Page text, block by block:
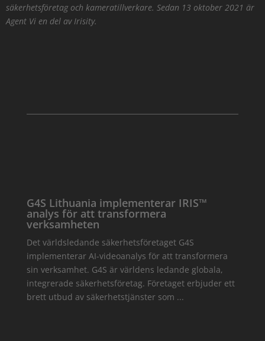
säkerhetsföretag och kameratillverkare. Sedan 13 oktober 2021 är
Agent Vi en del av Irisity.
G4S Lithuania implementerar IRIS™
analys för att transformera
verksamheten
Det världsledande säkerhetsföretaget G4S
implementerar AI-videoanalys för att transformera
sin verksamhet. G4S är världens ledande globala,
integrerade säkerhetsföretag. Företaget erbjuder ett
brett utbud av säkerhetstjänster som ...